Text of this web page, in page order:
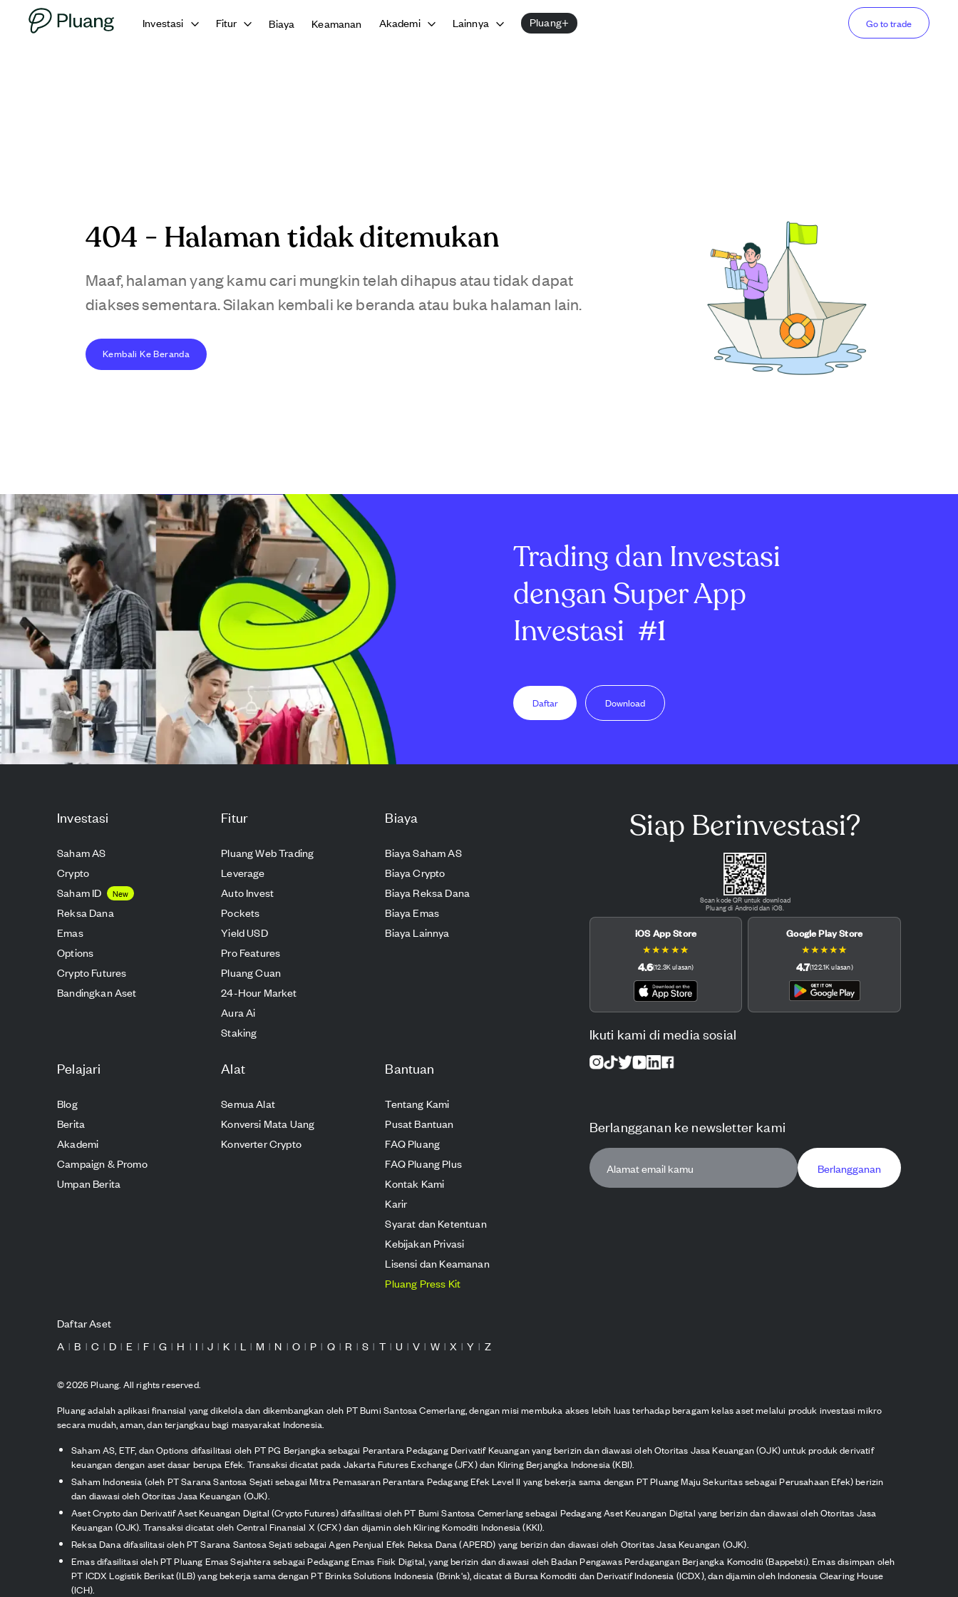
Investasi Fitur Biaya Keamanan Akademi Lainnya Pluang+ Go to trade
404 - Halaman tidak ditemukan
Maaf, halaman yang kamu cari mungkin telah dihapus atau tidak dapat
diakses sementara. Silakan kembali ke beranda atau buka halaman lain.
Kembali Ke Beranda
Trading dan Investasi
dengan Super App
Investasi #1
Daftar Download
Investasi
Saham AS
Crypto
Saham ID
New
Reksa Dana
Emas
Options
Crypto Futures
Bandingkan Aset
Fitur
Pluang Web Trading
Leverage
Auto Invest
Pockets
Yield USD
Pro Features
Pluang Cuan
24-Hour Market
Aura Ai
Staking
Biaya
Biaya Saham AS
Biaya Crypto
Biaya Reksa Dana
Biaya Emas
Biaya Lainnya
Pelajari
Blog
Berita
Akademi
Campaign & Promo
Umpan Berita
Alat
Semua Alat
Konversi Mata Uang
Konverter Crypto
Bantuan
Tentang Kami
Pusat Bantuan
FAQ Pluang
FAQ Pluang Plus
Kontak Kami
Karir
Syarat dan Ketentuan
Kebijakan Privasi
Lisensi dan Keamanan
Pluang Press Kit
Siap Berinvestasi?
Scan kode QR untuk download
Pluang di Android dan iOS.
iOS App Store
★★★ ★★
4.6(12.3Kulasan)
Google Play Store
★★★★★
4.7(122.1Kulasan)
Ikuti kami di media sosial
Berlangganan ke newsletter kami
Berlangganan
Daftar Aset
A | B | C | D | E | F | G | H | I | J | K | L | M | N | O | P | Q | R | S | T | U | V | W | X | Y | Z
©2026Pluang. All rights reserved.
Pluang adalah aplikasi finansial yang dikelola dan dikembangkan oleh PT Bumi Santosa Cemerlang, dengan misi membuka akses lebih luas terhadap beragam kelas aset melalui produk investasi mikro
secara mudah, aman, dan terjangkau bagi masyarakat Indonesia.
Saham AS, ETF, dan Options difasilitasi oleh PT PG Berjangka sebagai Perantara Pedagang Derivatif Keuangan yang berizin dan diawasi oleh Otoritas Jasa Keuangan (OJK) untuk produk derivatif
keuangan dengan aset dasar berupa Efek. Transaksi dicatat pada Jakarta Futures Exchange (JFX) dan Kliring Berjangka Indonesia (KBI).
Saham Indonesia (oleh PT Sarana Santosa Sejati sebagai Mitra Pemasaran Perantara Pedagang Efek Level II yang bekerja sama dengan PT Pluang Maju Sekuritas sebagai Perusahaan Efek) berizin
dan diawasi oleh Otoritas Jasa Keuangan (OJK).
Aset Crypto dan Derivatif Aset Keuangan Digital (Crypto Futures) difasilitasi oleh PT Bumi Santosa Cemerlang sebagai Pedagang Aset Keuangan Digital yang berizin dan diawasi oleh Otoritas Jasa
Keuangan (OJK). Transaksi dicatat oleh Central Finansial X (CFX) dan dijamin oleh Kliring Komoditi Indonesia (KKI).
Reksa Dana difasilitasi oleh PT Sarana Santosa Sejati sebagai Agen Penjual Efek Reksa Dana (APERD) yang berizin dan diawasi oleh Otoritas Jasa Keuangan (OJK).
Emas difasilitasi oleh PT Pluang Emas Sejahtera sebagai Pedagang Emas Fisik Digital, yang berizin dan diawasi oleh Badan Pengawas Perdagangan Berjangka Komoditi (Bappebti). Emas disimpan oleh
PT ICDX Logistik Berikat (ILB) yang bekerja sama dengan PT Brinks Solutions Indonesia (Brink's), dicatat di Bursa Komoditi dan Derivatif Indonesia (ICDX), dan dijamin oleh Indonesia Clearing House
(ICH).